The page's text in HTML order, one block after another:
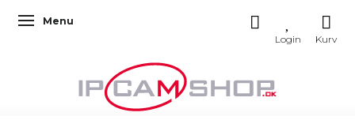
Skifte navigation
Menu